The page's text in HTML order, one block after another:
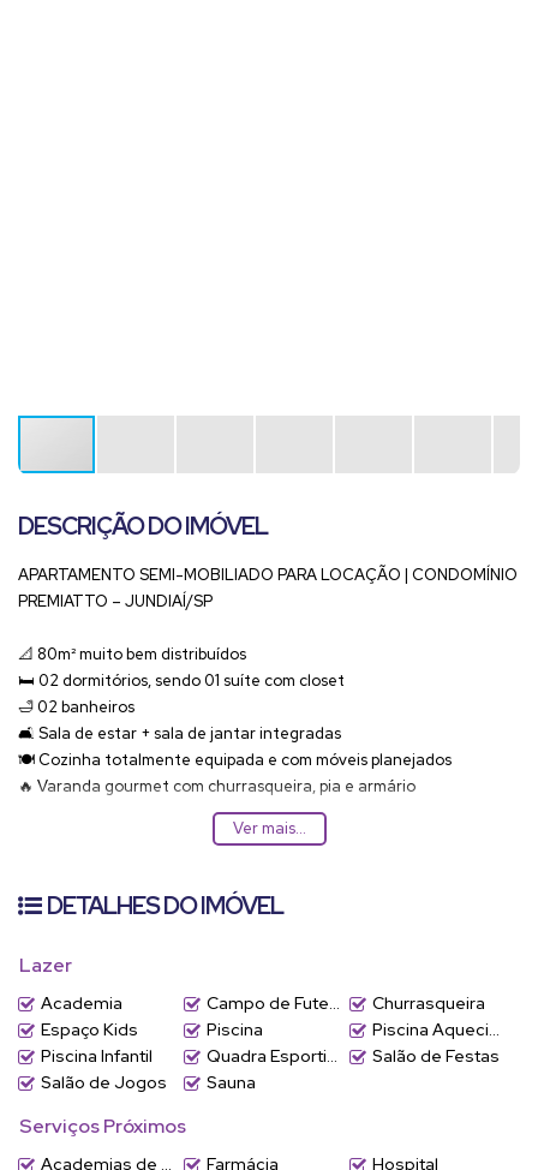
DESCRIÇÃO DO IMÓVEL
APARTAMENTO SEMI-MOBILIADO PARA LOCAÇÃO | CONDOMÍNIO
PREMIATTO – JUNDIAÍ/SP
📐 80m² muito bem distribuídos
🛏️ 02 dormitórios, sendo01 suíte com closet
🛁02 banheiros
🛋️ Sala de estar + sala de jantar integradas
🍽️ Cozinha totalmente equipada e com móveis planejados
🔥 Varanda gourmet com churrasqueira, pia e armário
4 piscinas, incluindopiscina aquecida com 3 raias,
de saibro, Campo com grama artificial, Espaços gourmet e
Praça central com paisagismo impecável.
📍 Jardim São Bento | Jundiaí/SP
📲 Agende sua visita e conheça um imóvel que une exclusividade,
Ver mais...
DETALHES DO IMÓVEL
Lazer
Academia Campo de Futebol
Churrasqueira
Espaço Kids
Piscina
Piscina Aquecida
Piscina Infantil
Quadra Esportiva
Salão de Festas
Salão de Jogos
Sauna
Serviços Próximos
Academias de ginástica Farmácia Hospital